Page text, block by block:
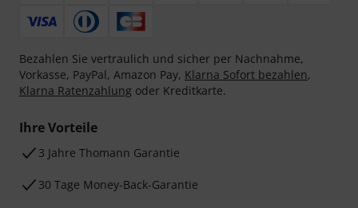
Bezahlen Sie vertraulich und sicher per Nachnahme,
Vorkasse, PayPal, Amazon Pay, Klarna Sofort bezahlen,
Klarna Ratenzahlung oder Kreditkarte.
Ihre Vorteile
3 Jahre Thomann Garantie
30 Tage Money-Back-Garantie